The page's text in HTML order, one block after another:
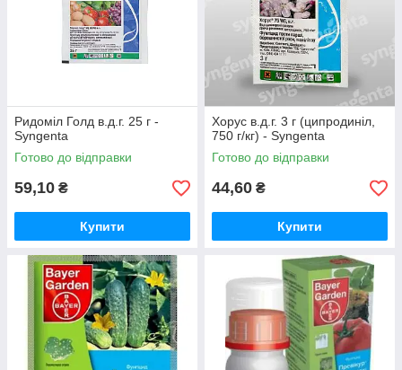
Ридоміл Голд в.д.г. 25 г -
Syngenta
Готово до відправки
59,10 ₴
Купити
Хорус в.д.г. 3 г (ципродиніл,
750 г/кг) - Syngenta
Готово до відправки
44,60 ₴
Купити